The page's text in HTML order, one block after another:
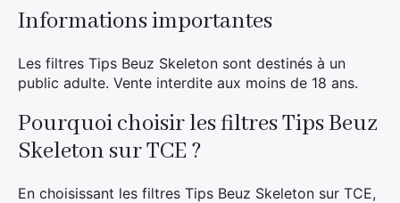
Informations importantes
Les filtres Tips Beuz Skeleton sont destinés à un
public adulte. Vente interdite aux moins de 18 ans.
Pourquoi choisir les filtres Tips Beuz
Skeleton sur TCE ?
En choisissant les filtres Tips Beuz Skeleton sur TCE,